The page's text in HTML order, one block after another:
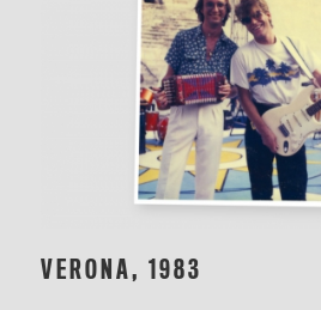
VERONA, 1983